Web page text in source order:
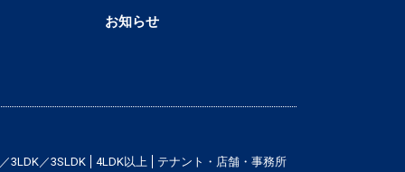
お知らせ
3LDK／3SLDK 4LDK以上 テナント・店舗・事務所